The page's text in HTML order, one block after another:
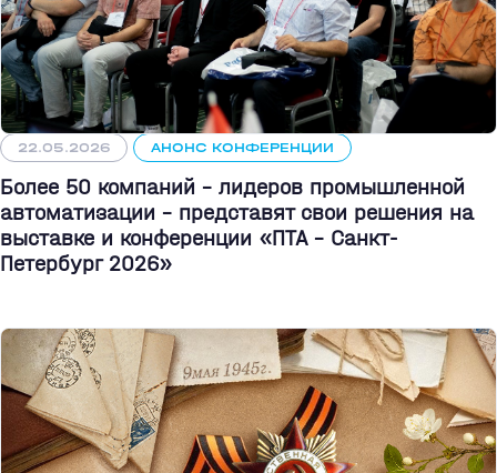
22.05.2026 АНОНС КОНФЕРЕНЦИИ
Более 50 компаний - лидеров промышленной
автоматизации - представят свои решения на
выставке и конференции «ПТА – Санкт-
Петербург 2026»